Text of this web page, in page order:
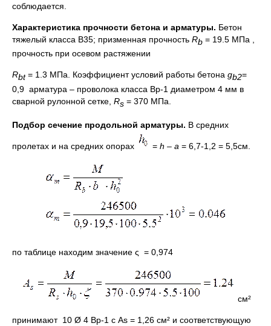
соблюдается.
Характеристика прочности бетона и арматуры. Бетон
тяжелый класса В35; призменная прочность Rb = 19.5 МПа ,
прочность при осевом растяжении
Rbt= 1.3 МПа. Коэффициент условий работы бетона gb2=
0,9 арматура – проволока класса Вр-1 диаметром 4 мм в
сварной рулонной сетке, Rs = 370 МПа.
Подбор сечение продольной арматуры. В средних
пролетах и на средних опорах = h – a = 6,7-1,2 = 5,5см.
по таблице находим значение ς = 0,974
см²
принимают 10 Ø 4 Вр-1 с Аs = 1,26 см² и соответствующую